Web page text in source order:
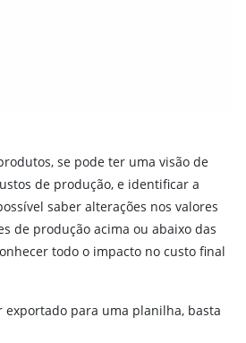
se pode ter uma visão de
de produção, e identificar a
saber alterações nos valores
de produção acima ou abaixo das
todo o impacto no custo final
exportado para uma planilha, basta